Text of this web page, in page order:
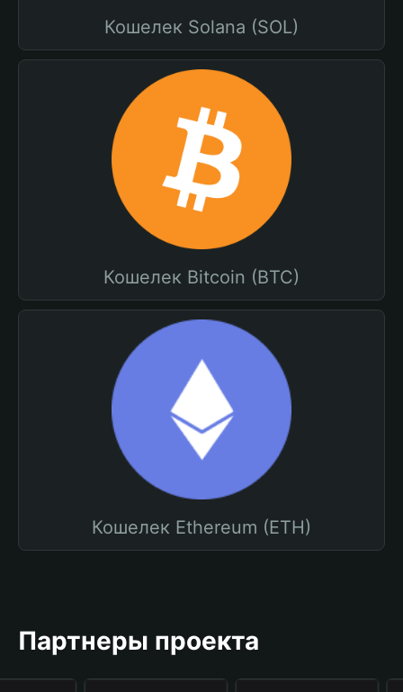
Кошелек Solana (SOL)
Кошелек Bitcoin (BTC)
Кошелек Ethereum (ETH)
Партнеры проекта